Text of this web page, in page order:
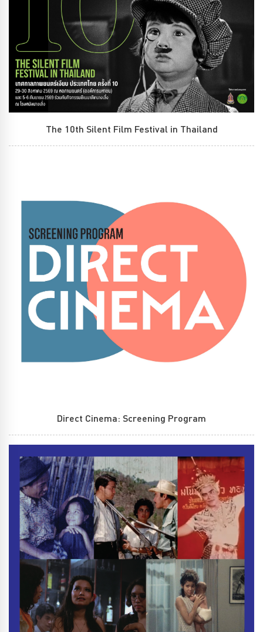
The 10th Silent Film Festival in Thailand
Direct Cinema: Screening Program